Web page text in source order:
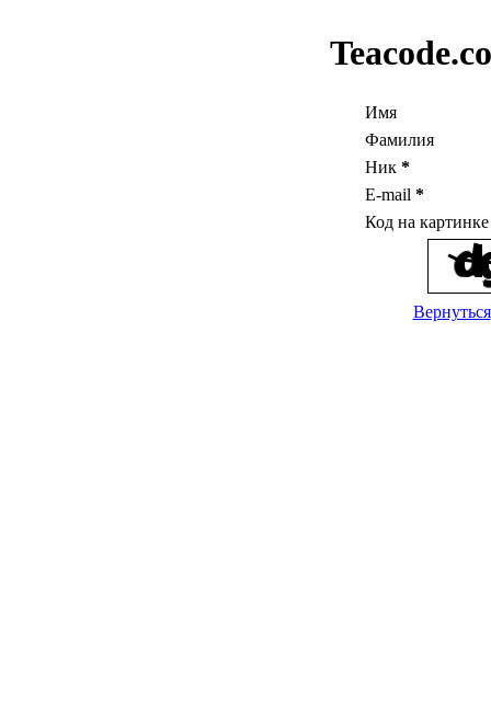
Имя
Фамилия
Ник *
E-mail *
Код на
Вернуться